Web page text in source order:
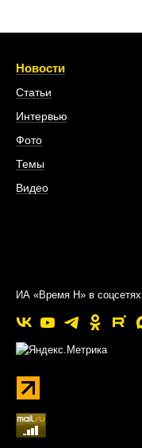
Новости
Статьи
Интервью
Фото
Темы
Видео
ИА «Время Н» в соцсетях